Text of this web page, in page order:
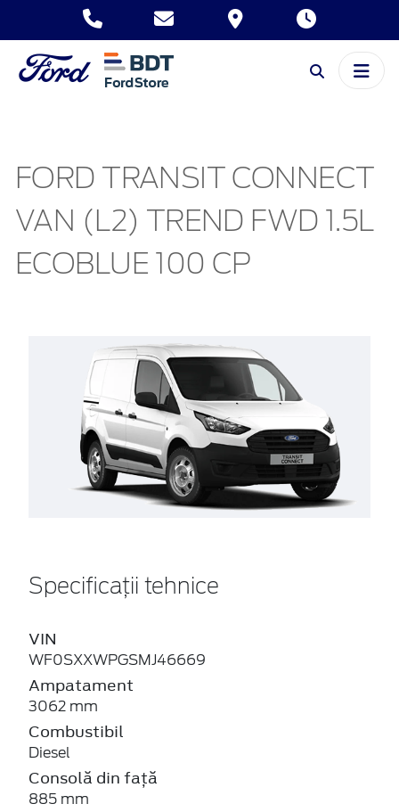
FORD TRANSIT CONNECT
VAN (L2) TREND FWD 1.5L
ECOBLUE 100 CP
Specificații tehnice
VIN
WF0SXXWPGSMJ46669
Ampatament
3062 mm
Combustibil
Diesel
Consolă din față
885 mm